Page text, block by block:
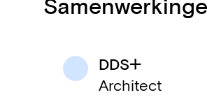
DDS+
Architect